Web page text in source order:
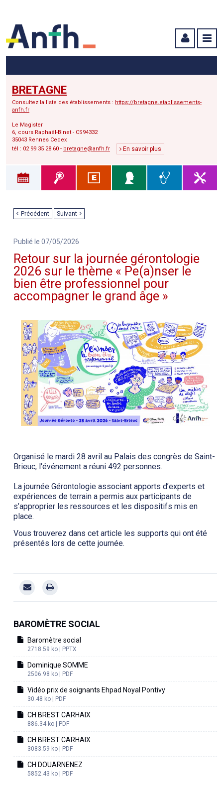
BRETAGNE
Consultez la liste des établissements : https://bretagne.etablissements-
anfh.fr
Le Magister
6, cours Raphaël-Binet - CS94332
35043 Rennes Cedex
tél : 02 99 35 28 60 - bretagne@anfh.fr En savoir plus
Précédent Suivant
Publié le 07/05/2026
Retour sur la journée gérontologie
2026 sur le thème « Pe(a)nser le
bien être professionnel pour
accompagner le grand âge »
Organisé le mardi 28 avril au Palais des congrès de Saint-
Brieuc, l'événement a réuni 492 personnes.
La journée Gérontologie associant apports d’experts et
expériences de terrain a permis aux participants de
s’approprier les ressources et les dispositifs mis en
place.
Vous trouverez dans cet article les supports qui ont été
présentés lors de cette journée.
BAROMÈTRE SOCIAL
Baromètre social
2718.59 ko | PPTX
Dominique SOMME
2506.98 ko | PDF
Vidéo prix de soignants Ehpad Noyal Pontivy
30.48 ko | PDF
CH BREST CARHAIX
886.34 ko | PDF
CH BREST CARHAIX
3083.59 ko | PDF
CH DOUARNENEZ
5852.43 ko | PDF